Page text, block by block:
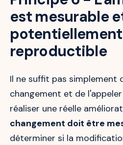
est mesurable
potentiellement
reproductible
Il ne suffit pas simplement
changement et de
réaliser une réelle
changement doit être
déterminer si la